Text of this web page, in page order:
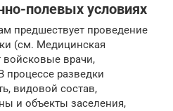
полевых условиях
предшествует проведение
(см. Медицинская
войсковые врачи,
процессе разведки
видовой состав,
и объекты заселения,